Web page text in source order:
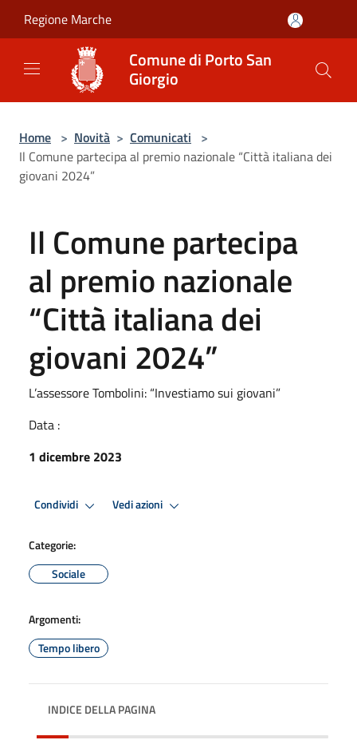
Regione Marche
Comune di Porto San
Giorgio
Home > Novità > Comunicati >
Il Comune partecipa al premio nazionale “Città italiana dei
giovani 2024”
Il Comune partecipa
al premio nazionale
“Città italiana dei
giovani 2024”
L’assessore Tombolini: “Investiamo sui giovani”
Data :
1 dicembre 2023
Condividi Vedi azioni
Categorie:
Sociale
Argomenti:
Tempo libero
INDICE DELLA PAGINA